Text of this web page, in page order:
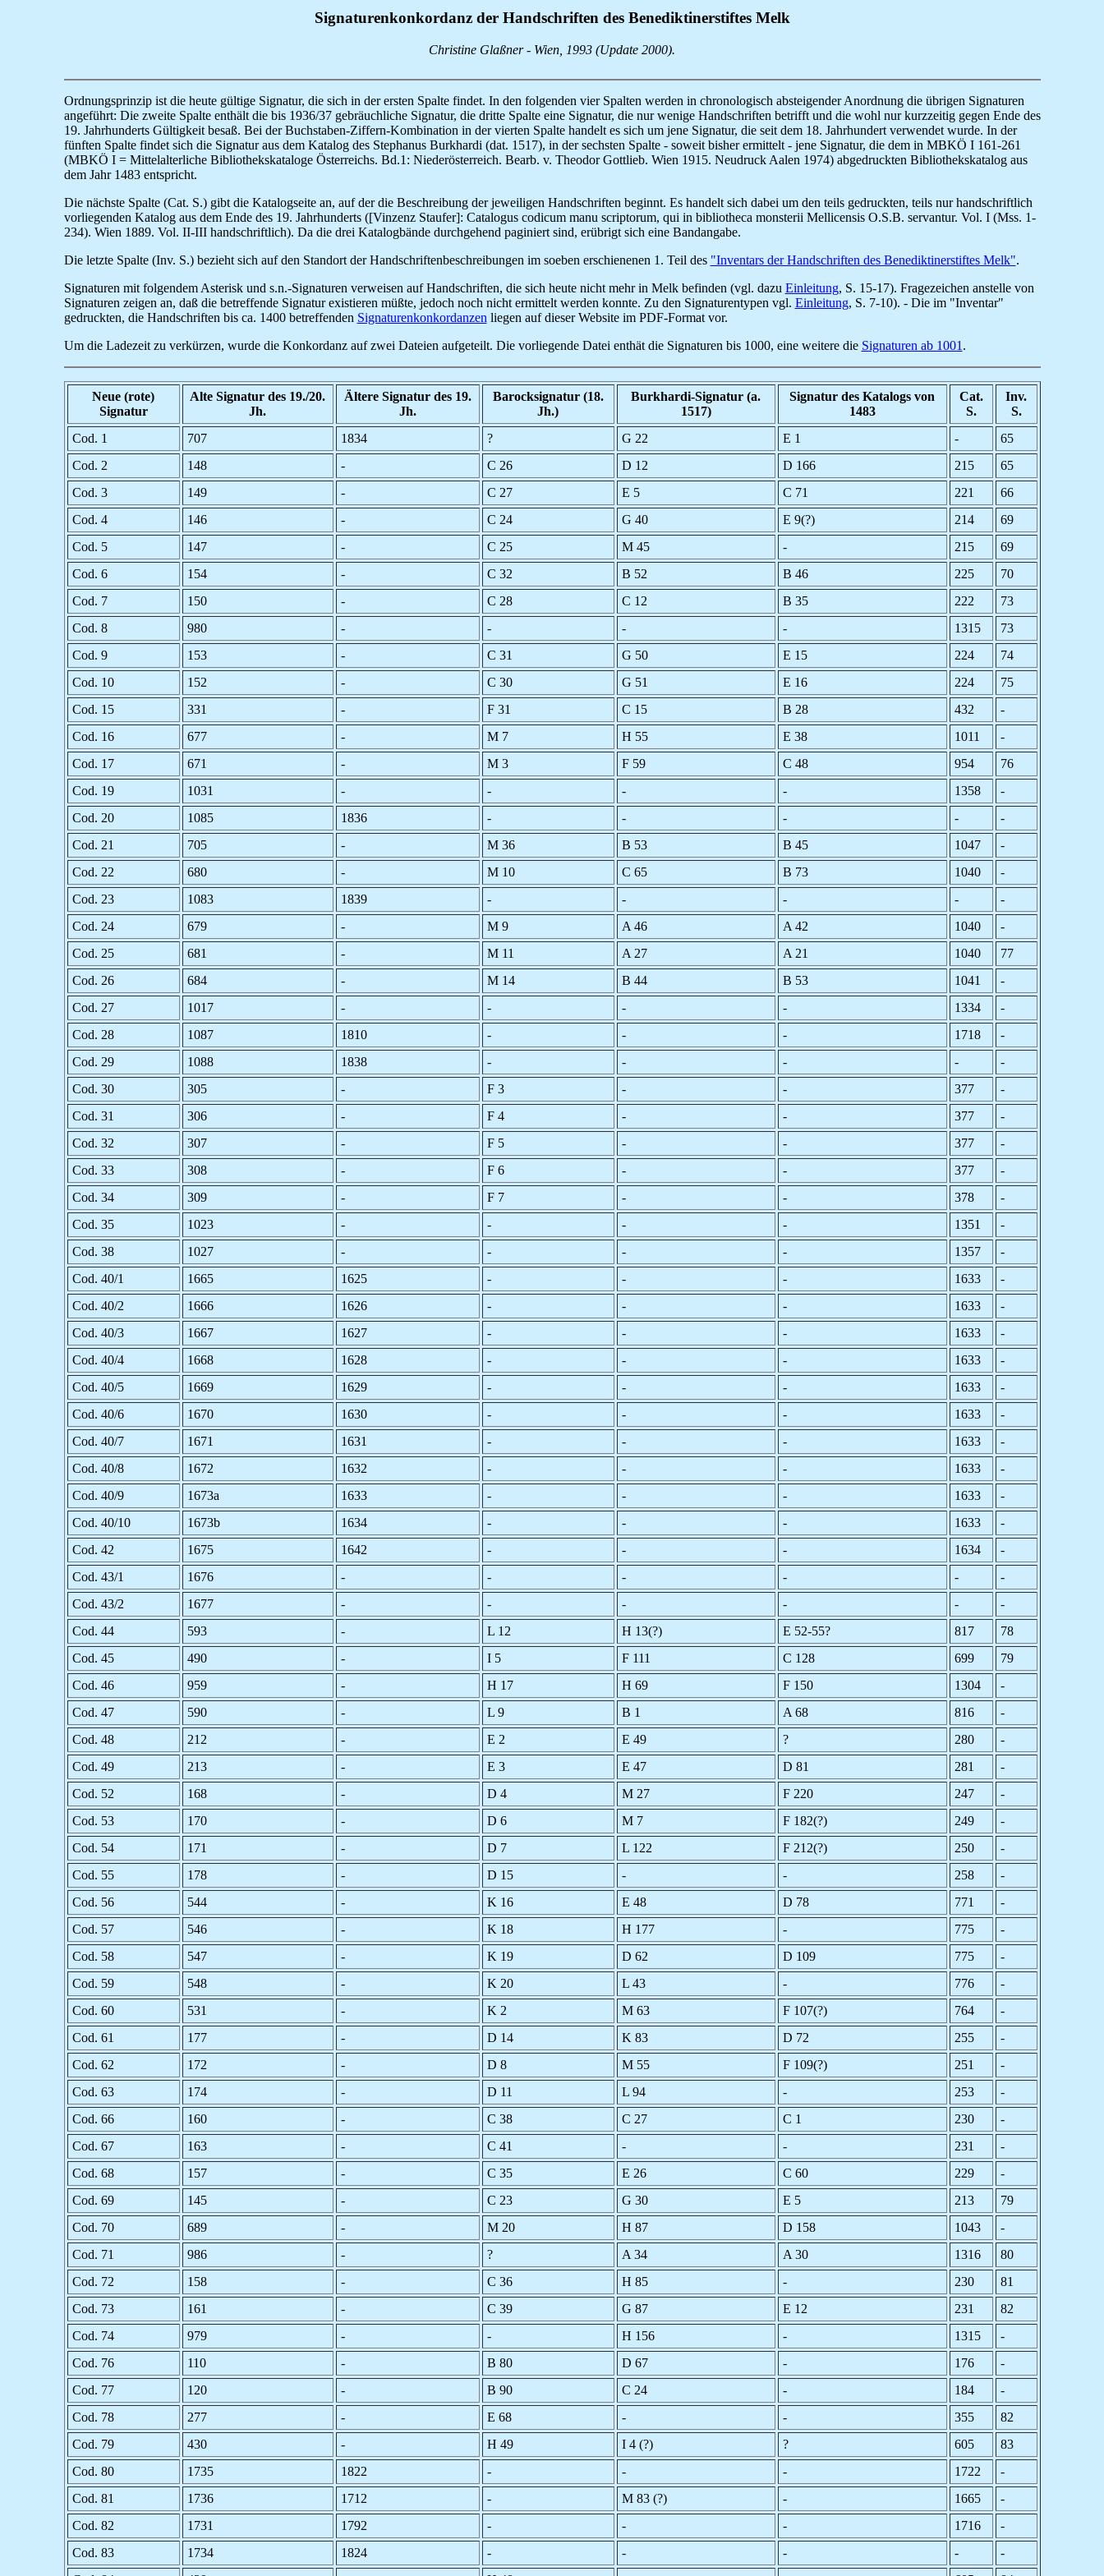
Signaturenkonkordanz der Handschriften des Benediktinerstiftes Melk
Christine Glaßner - Wien, 1993 (Update 2000).
Ordnungsprinzip ist die heute gültige Signatur, die sich in der ersten Spalte findet. In den folgenden vier Spalten werden in chronologisch absteigender Anordnung die übrigen Signaturen
angeführt: Die zweite Spalte enthält die bis 1936/37 gebräuchliche Signatur, die dritte Spalte eine Signatur, die nur wenige Handschriften betrifft und die wohl nur kurzzeitig gegen Ende des
19. Jahrhunderts Gültigkeit besaß. Bei der Buchstaben-Ziffern-Kombination in der vierten Spalte handelt es sich um jene Signatur, die seit dem 18. Jahrhundert verwendet wurde. In der
fünften Spalte findet sich die Signatur aus dem Katalog des Stephanus Burkhardi (dat. 1517), in der sechsten Spalte - soweit bisher ermittelt - jene Signatur, die dem in MBKÖ I 161-261
(MBKÖ I = Mittelalterliche Bibliothekskataloge Österreichs. Bd.1: Niederösterreich. Bearb. v. Theodor Gottlieb. Wien 1915. Neudruck Aalen 1974) abgedruckten Bibliothekskatalog aus
dem Jahr 1483 entspricht.
Die nächste Spalte (Cat. S.) gibt die Katalogseite an, auf der die Beschreibung der jeweiligen Handschriften beginnt. Es handelt sich dabei um den teils gedruckten, teils nur handschriftlich
vorliegenden Katalog aus dem Ende des 19. Jahrhunderts ([Vinzenz Staufer]: Catalogus codicum manu scriptorum, qui in bibliotheca monsterii Mellicensis O.S.B. servantur. Vol. I (Mss. 1-
234). Wien 1889. Vol. II-III handschriftlich). Da die drei Katalogbände durchgehend paginiert sind, erübrigt sich eine Bandangabe.
Die letzte Spalte (Inv. S.) bezieht sich auf den Standort der Handschriftenbeschreibungen im soeben erschienenen 1. Teil des "Inventars der Handschriften des Benediktinerstiftes Melk".
Signaturen mit folgendem Asterisk und s.n.-Signaturen verweisen auf Handschriften, die sich heute nicht mehr in Melk befinden (vgl. dazu Einleitung, S. 15-17). Fragezeichen anstelle von
Signaturen zeigen an, daß die betreffende Signatur existieren müßte, jedoch noch nicht ermittelt werden konnte. Zu den Signaturentypen vgl. Einleitung, S. 7-10). - Die im "Inventar"
gedruckten, die Handschriften bis ca. 1400 betreffenden Signaturenkonkordanzen liegen auf dieser Website im PDF-Format vor.
Um die Ladezeit zu verkürzen, wurde die Konkordanz auf zwei Dateien aufgeteilt. Die vorliegende Datei enthät die Signaturen bis 1000, eine weitere die Signaturen ab 1001 .
Neue (rote)
Signatur
Alte Signatur des 19./20.
Jh.
Ältere Signatur des 19.
Jh.
Barocksignatur (18.
Jh.)
Burkhardi-Signatur (a.
1517)
Signatur des Katalogs von
1483
Cat.
S.
Inv.
S.
Cod. 1
707 1834 ? G 22 E 1 -
65
Cod. 2
148 - C 26 D 12 D 166 215
65
Cod. 3
149 - C 27 E 5 C 71 221
66
Cod. 4
146 - C 24 G 40 E 9(?) 214
69
Cod. 5
147 - C 25 M 45 - 215
69
Cod. 6
154 - C 32 B 52 B 46 225
70
Cod. 7
150 - C 28 C 12 B 35 222
73
Cod. 8
980 - - - - 1315
73
Cod. 9
153 - C 31 G 50 E 15 224
74
Cod. 10
152 - C 30 G 51 E 16 224
75
Cod. 15
331 - F 31 C 15 B 28 432
-
Cod. 16
677 - M 7 H 55 E 38 1011
-
Cod. 17
671 - M 3 F 59 C 48 954
76
Cod. 19
1031 - - - - 1358
-
Cod. 20
1085 1836 - - - -
-
Cod. 21
705 - M 36 B 53 B 45 1047
-
Cod. 22
680 - M 10 C 65 B 73 1040
-
Cod. 23
1083 1839 - - - -
-
Cod. 24
679 - M 9 A 46 A 42 1040
-
Cod. 25
681 - M 11 A 27 A 21 1040
77
Cod. 26
684 - M 14 B 44 B 53 1041
-
Cod. 27
1017 - - - - 1334
-
Cod. 28
1087 1810 - - - 1718
-
Cod. 29
1088 1838 - - - -
-
Cod. 30
305 - F 3 - - 377
-
Cod. 31
306 - F 4 - - 377
-
Cod. 32
307 - F 5 - - 377
-
Cod. 33
308 - F 6 - - 377
-
Cod. 34
309 - F 7 - - 378
-
Cod. 35
1023 - - - - 1351
-
Cod. 38
1027 - - - - 1357
-
Cod. 40/1
1665 1625 - - - 1633
-
Cod. 40/2
1666 1626 - - - 1633
-
Cod. 40/3
1667 1627 - - - 1633
-
Cod. 40/4
1668 1628 - - - 1633
-
Cod. 40/5
1669 1629 - - - 1633
-
Cod. 40/6
1670 1630 - - - 1633
-
Cod. 40/7
1671 1631 - - - 1633
-
Cod. 40/8
1672 1632 - - - 1633
-
Cod. 40/9
1673a 1633 - - - 1633
-
Cod. 40/10
1673b 1634 - - - 1633
-
Cod. 42
1675 1642 - - - 1634
-
Cod. 43/1
1676 - - - - -
-
Cod. 43/2
1677 - - - - -
-
Cod. 44
593 - L 12 H 13(?) E 52-55? 817
78
Cod. 45
490 - I 5 F 111 C 128 699
79
Cod. 46
959 - H 17 H 69 F 150 1304
-
Cod. 47
590 - L 9 B 1 A 68 816
-
Cod. 48
212 - E 2 E 49 ? 280
-
Cod. 49
213 - E 3 E 47 D 81 281
-
Cod. 52
168 - D 4 M 27 F 220 247
-
Cod. 53
170 - D 6 M 7 F 182(?) 249
-
Cod. 54
171 - D 7 L 122 F 212(?) 250
-
Cod. 55
178 - D 15 - - 258
-
Cod. 56
544 - K 16 E 48 D 78 771
-
Cod. 57
546 - K 18 H 177 - 775
-
Cod. 58
547 - K 19 D 62 D 109 775
-
Cod. 59
548 - K 20 L 43 - 776
-
Cod. 60
531 - K 2 M 63 F 107(?) 764
-
Cod. 61
177 - D 14 K 83 D 72 255
-
Cod. 62
172 - D 8 M 55 F 109(?) 251
-
Cod. 63
174 - D 11 L 94 - 253
-
Cod. 66
160 - C 38 C 27 C 1 230
-
Cod. 67
163 - C 41 - - 231
-
Cod. 68
157 - C 35 E 26 C 60 229
-
Cod. 69
145 - C 23 G 30 E 5 213
79
Cod. 70
689 - M 20 H 87 D 158 1043
-
Cod. 71
986 - ? A 34 A 30 1316
80
Cod. 72
158 - C 36 H 85 - 230
81
Cod. 73
161 - C 39 G 87 E 12 231
82
Cod. 74
979 - - H 156 - 1315
-
Cod. 76
110 - B 80 D 67 - 176
-
Cod. 77
120 - B 90 C 24 - 184
-
Cod. 78
277 - E 68 - - 355
82
Cod. 79
430 - H 49 I 4 (?) ? 605
83
Cod. 80
1735 1822 - - - 1722
-
Cod. 81
1736 1712 - M 83 (?) - 1665
-
Cod. 82
1731 1792 - - - 1716
-
Cod. 83
1734 1824 - - - -
-